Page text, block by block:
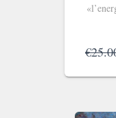
€